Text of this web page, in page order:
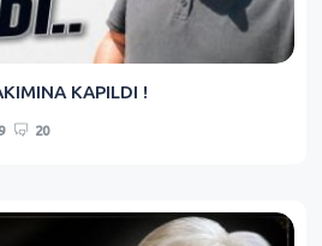
KAPILDI !
20